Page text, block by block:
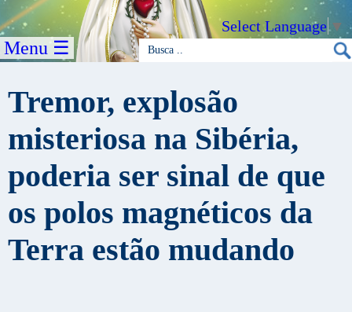
Select Language▼
Menu ☰
Tremor, explosão
misteriosa na Sibéria,
poderia ser sinal de que
os polos magnéticos da
Terra estão mudando